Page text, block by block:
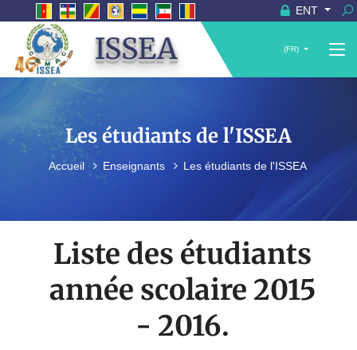
ENT
ISSEA (FR)
Les étudiants de l'ISSEA
Accueil Enseignants Les étudiants de l'ISSEA
Liste des étudiants
année scolaire 2015
- 2016.